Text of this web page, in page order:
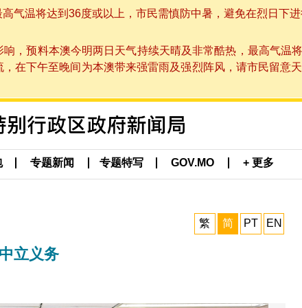
气温将达到36度或以上，市民需慎防中暑，避免在烈日下
，预料本澳今明两日天气持续天晴及非常酷热，最高气温
在下午至晚间为本澳带来强雷雨及强烈阵风，请市民留意
专题新闻 专题特写 GOV.MO + 更多
繁 简 PT EN
立义务